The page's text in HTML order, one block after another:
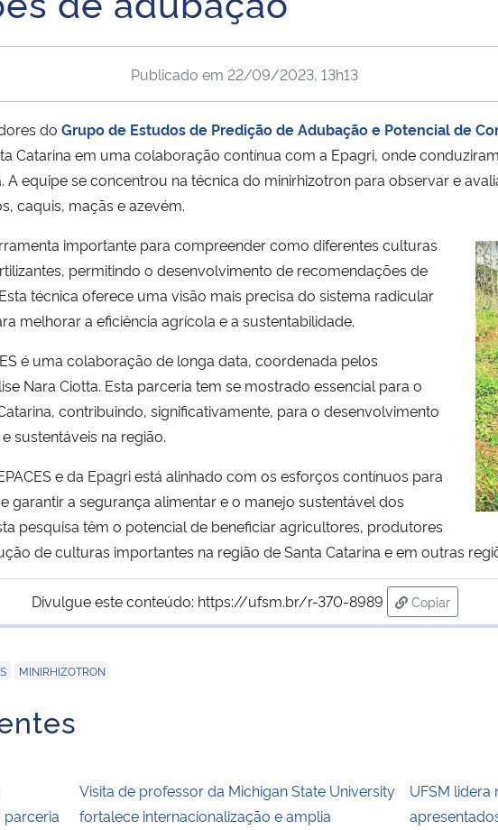
Publicado em 22/09/2023, 13h13
do Grupo de Estudos de Predição de Adubação e Potencial de
Catarina em uma colaboração contínua com a Epagri, onde
equipe se concentrou na técnica do minirhizotron para observar e
caquis, maçãs e azevém.
importante para compreender como diferentes culturas
permitindo o desenvolvimento de recomendações de
técnica oferece uma visão mais precisa do sistema radicular
melhorar a eficiência agrícola e a sustentabilidade.
é uma colaboração de longa data, coordenada pelos
Nara Ciotta. Esta parceria tem se mostrado essencial para o
contribuindo, significativamente, para o desenvolvimento
sustentáveis na região.
e da Epagri está alinhado com os esforços contínuos para
garantir a segurança alimentar e o manejo sustentável dos
pesquisa têm o potencial de beneficiar agricultores, produtores
de culturas importantes na região de Santa Catarina e em outras
Divulgue este conteúdo: https://ufsm.br/r-370-8989
Copiar
para área
MINIRHIZOTRON
parceria
Visita de professor da Michigan State University
fortalece internacionalização e amplia
UFSM